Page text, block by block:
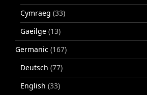
Cymraeg (33)
Gaeilge (13)
Germanic (167)
Deutsch (77)
English (33)